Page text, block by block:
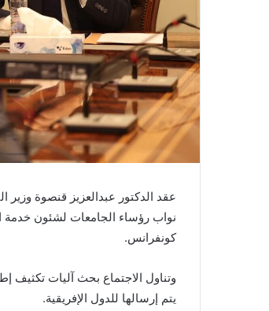
عقد الدكتور عبدالعزيز قنصوة وزير
نواب رؤساء الجامعات لشئون خدمة
كونفرانس.
وتناول الاجتماع بحث آليات تكثيف
يتم إرسالها للدول الإفريقية.